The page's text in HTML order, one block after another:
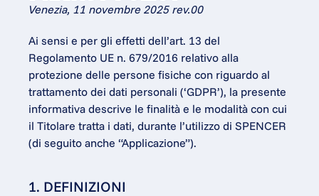
Venezia, 11 novembre 2025 rev.00
Ai sensi e per gli effetti dell’art. 13 del
Regolamento UE n. 679/2016 relativo alla
protezione delle persone fisiche con riguardo al
trattamento dei dati personali (‘GDPR’), la presente
informativa descrive le finalità e le modalità con cui
il Titolare tratta i dati, durante l’utilizzo di SPENCER
(di seguito anche “Applicazione”).
1. DEFINIZIONI